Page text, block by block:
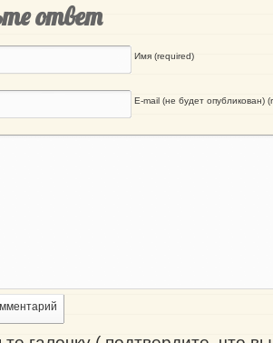
ответ
Имя (required)
E-mail (не будет опубликован)